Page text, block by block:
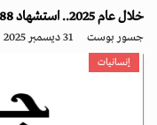
خلال عام 2025.. استشهاد 7488 طالباً فلسطينياً وإصابة 10 آلاف و557 آخرين
جسور بوست 31 ديسمبر 2025 - 16:34
إنسانيات